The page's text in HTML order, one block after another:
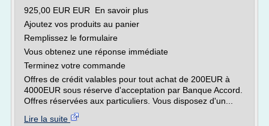
925,00 EUR EUR En savoir plus
Ajoutez vos produits au panier
Remplissez le formulaire
Vous obtenez une réponse immédiate
Terminez votre commande
Offres de crédit valables pour tout achat de 200EUR à
4000EUR sous réserve d'acceptation par Banque Accord.
Offres réservées aux particuliers. Vous disposez d'un...
Lire la suite